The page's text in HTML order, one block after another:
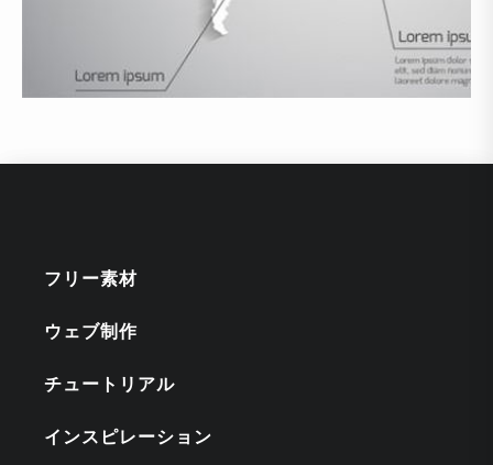
フリー素材
ウェブ制作
チュートリアル
インスピレーション